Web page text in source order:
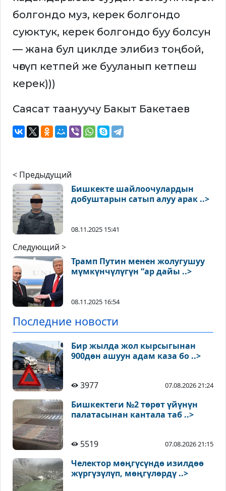
болгондо муз, керек болгондо
суюктук, керек болгондо буу болсун
— жана бул циклде элибиз тоңбой,
чөгүп кетпей же бууланып кетпеш
керек)))
Саясат таануучу Бакыт Бакетаев
< Предыдущий
Бишкекте шайлоочулардын
добуштарын сатып алуу арак ..>
08.11.2025 15:41
Следующий >
Трамп Путин менен жолугушуу
мүмкүнчүлүгүн “ар дайы ..>
08.11.2025 16:54
Последние новости
Бир жылда жол кырсыгынан
900дөн ашуун адам каза бо ..>
3977 07.08.2026 21:24
Бишкектеги №2 төрөт үйүнүн
палатасынан кантала таб ..>
5519 07.08.2026 21:15
Челектор мөңгүсүндө изилдөө
жүргүзүлүп, мөңгүлөрдү ..>